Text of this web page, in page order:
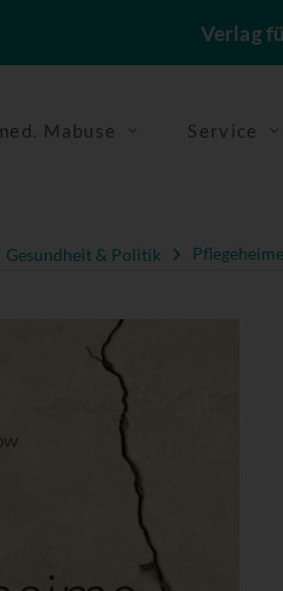
Verlag
Mabuse Service
Gesundheit & Politik